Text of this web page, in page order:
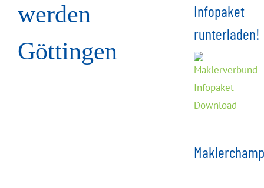
werden
Göttingen
Infopaket
runterladen!